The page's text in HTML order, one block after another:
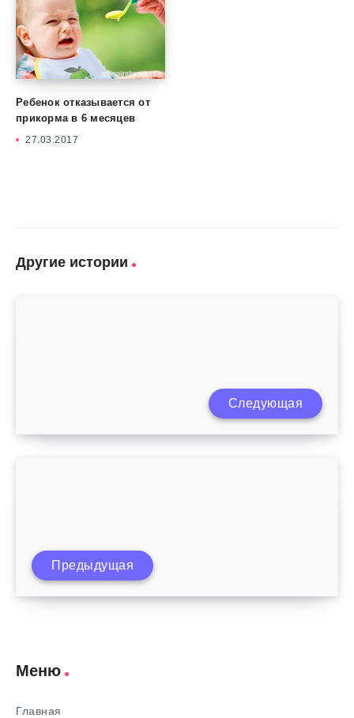
Ребенок отказывается от
прикорма в 6 месяцев
27.03.2017
Другие истории
Как воспитывать ребенка 7 летСледующая
Психология воспитания детей до 3 лет
Предыдущая
Меню
Главная